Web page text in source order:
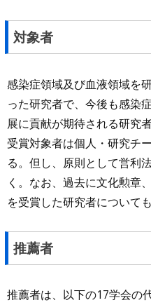
対象者
感染症領域及び血液領域を
った研究者で、今後も感染
展に貢献が期待される研究
受賞対象者は個人・研究チ
る。但し、原則として営利
く。なお、過去に文化勲章
を受賞した研究者について
推薦者
推薦者は、以下の17学会の